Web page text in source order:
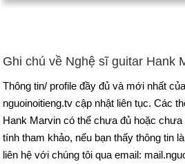
Ghi chú về Nghệ sĩ guitar Hank
Thông tin/ profile đầy đủ và mới nhất
nguoinoitieng.tv cập nhật liên tục. Các
Hank Marvin có thể chưa đủ hoặc
tính tham khảo, nếu bạn thấy thông tin
liên hệ với chúng tôi qua email: